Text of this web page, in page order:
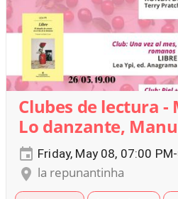
Clubes de lectura -
Lo danzante,
Friday, May 08, 07:00
la repunantinha